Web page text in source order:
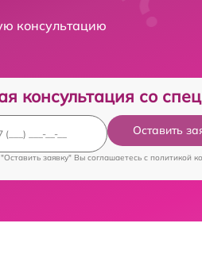
консультацию
консультация со
Оставить
заявку" Вы соглашаетесь c политикой